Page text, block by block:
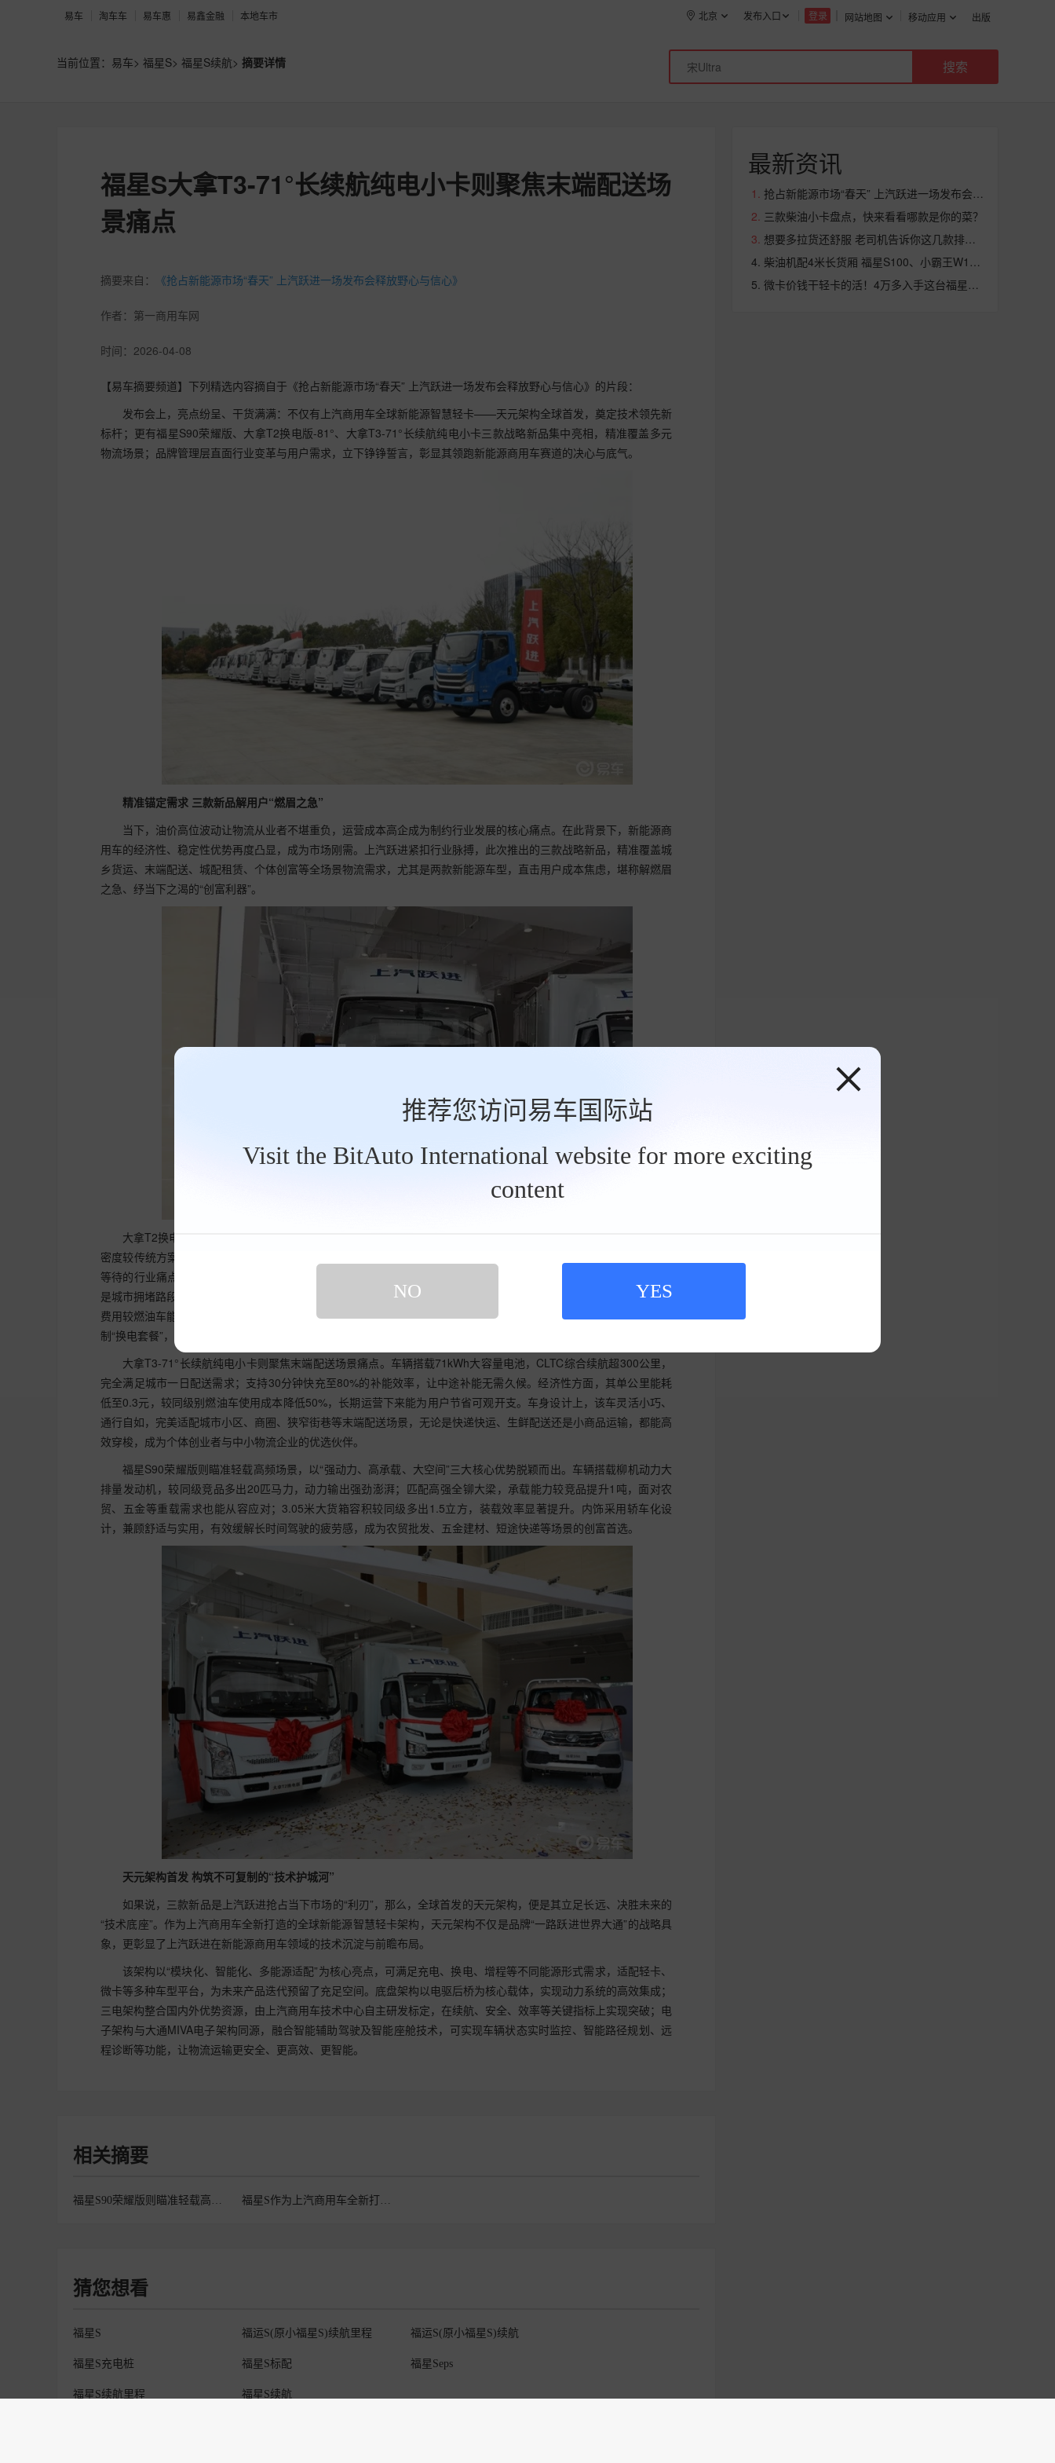
易车 淘车车 易车惠 易鑫金融 本地车市 网站地图 移动应用 出版
登录
发布入口
北京
推荐您访问易车国际站
Visit the BitAuto International website for more exciting
content
NO YES
当前位置： 易车> 福星S> 福星S续航> 摘要详情
福星S大拿T3-71°长续航纯电小卡则聚焦末端配送场
景痛点
摘要来自： 《抢占新能源市场“春天” 上汽跃进一场发布会释放野心与信心》
作者： 第一商用车网
时间： 2026-04-08
【易车摘要频道】下列精选内容摘自于《抢占新能源市场“春天” 上汽跃进一场发布会释放野心与信心》的片段：
发布会上，亮点纷呈、干货满满：不仅有上汽商用车全球新能源智慧轻卡——天元架构全球首发，奠定技术领先新
标杆；更有福星S90荣耀版、大拿T2换电版-81°、大拿T3-71°长续航纯电小卡三款战略新品集中亮相，精准覆盖多元
物流场景；品牌管理层直面行业变革与用户需求，立下铮铮誓言，彰显其领跑新能源商用车赛道的决心与底气。
精准锚定需求 三款新品解用户“燃眉之急”
当下，油价高位波动让物流从业者不堪重负，运营成本高企成为制约行业发展的核心痛点。在此背景下，新能源商
用车的经济性、稳定性优势再度凸显，成为市场刚需。上汽跃进紧扣行业脉搏，此次推出的三款战略新品，精准覆盖城
乡货运、末端配送、城配租赁、个体创富等全场景物流需求，尤其是两款新能源车型，直击用户成本焦虑，堪称解燃眉
之急、纾当下之渴的“创富利器”。
大拿T2换电版-81°堪称城配租赁市场的“成本杀手”。车辆搭载高能量密度CTC（电池车身一体化）电池系统，能量
密度较传统方案提升15%，循环寿命超10000次，配合专属快拆换电结构，实现3分钟极速换电，彻底告别长时间充电
等待的行业痛点。动力层面，该车采用上汽自研高效率电驱动系统，综合效率达95% 以上，动力输出平顺强劲，无论
是城市拥堵路段还是复杂路况，都能轻松应对。更具吸引力的是其成本优势：不仅免去用户高昂的电池购置成本，换电
费用较燃油车能耗成本降低40%以上，且不受油价波动影响，可稳定控制运营成本。针对租赁用户，上汽跃进还量身定
制“换电套餐”，包月换电最低至1200元，进一步降低用户初始投入与运营支出，让创富之路更轻松。
大拿T3-71°长续航纯电小卡则聚焦末端配送场景痛点。车辆搭载71kWh大容量电池，CLTC综合续航超300公里，
完全满足城市一日配送需求；支持30分钟快充至80%的补能效率，让中途补能无需久候。经济性方面，其单公里能耗
低至0.3元，较同级别燃油车使用成本降低50%，长期运营下来能为用户节省可观开支。车身设计上，该车灵活小巧、
通行自如，完美适配城市小区、商圈、狭窄街巷等末端配送场景，无论是快递快运、生鲜配送还是小商品运输，都能高
效穿梭，成为个体创业者与中小物流企业的优选伙伴。
福星S90荣耀版则瞄准轻载高频场景，以“强动力、高承载、大空间”三大核心优势脱颖而出。车辆搭载柳机动力大
排量发动机，较同级竞品多出20匹马力，动力输出强劲澎湃；匹配高强全铆大梁，承载能力较竞品提升1吨，面对农
贸、五金等重载需求也能从容应对；3.05米大货箱容积较同级多出1.5立方，装载效率显著提升。内饰采用轿车化设
计，兼顾舒适与实用，有效缓解长时间驾驶的疲劳感，成为农贸批发、五金建材、短途快递等场景的创富首选。
天元架构首发 构筑不可复制的“技术护城河”
如果说，三款新品是上汽跃进抢占当下市场的“利刃”，那么，全球首发的天元架构，便是其立足长远、决胜未来的
“技术底座”。作为上汽商用车全新打造的全球新能源智慧轻卡架构，天元架构不仅是品牌“一路跃进世界大通”的战略具
象，更彰显了上汽跃进在新能源商用车领域的技术沉淀与前瞻布局。
该架构以“模块化、智能化、多能源适配”为核心亮点，可满足充电、换电、增程等不同能源形式需求，适配轻卡、
微卡等多种车型平台，为未来产品迭代预留了充足空间。底盘架构以电驱后桥为核心载体，实现动力系统的高效集成；
三电架构整合国内外优势资源，由上汽商用车技术中心自主研发标定，在续航、安全、效率等关键指标上实现突破；电
子架构与大通MIVA电子架构同源，融合智能辅助驾驶及智能座舱技术，可实现车辆状态实时监控、智能路径规划、远
程诊断等功能，让物流运输更安全、更高效、更智能。
相关摘要
福星S90荣耀版则瞄准轻载高频场景以“强动力、高承载、大空间”三 福星S作为上汽商用车全新打造的全球新能源智慧轻卡架构
猜您想看
福星S 福运S(原小福星S)续航里程 福运S(原小福星S)续航
福星S充电桩 福星S标配 福星Seps
福星S续航里程 福星S续航
最新资讯
抢占新能源市场“春天” 上汽跃进一场发布会释放野心与信心
三款柴油小卡盘点，快来看看哪款是你的菜？
想要多拉货还舒服 老司机告诉你这几款排半微卡跑城配很合适
柴油机配4米长货厢 福星S100、小霸王W15你怎么选？
微卡价钱干轻卡的活！4万多入手这台福星S70让你年底回本